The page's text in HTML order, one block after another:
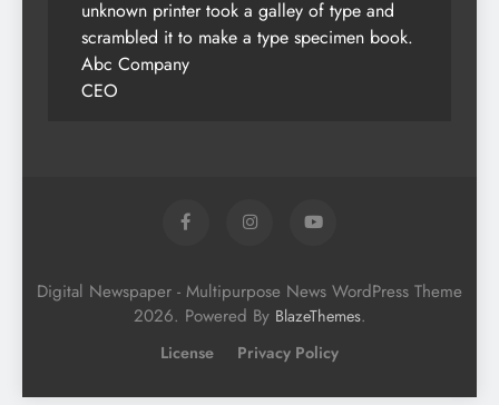
unknown printer took a galley of type and
scrambled it to make a type specimen book.
Abc Company
CEO
Digital Newspaper - Multipurpose News WordPress Theme
2026. Powered By BlazeThemes.
License Privacy Policy